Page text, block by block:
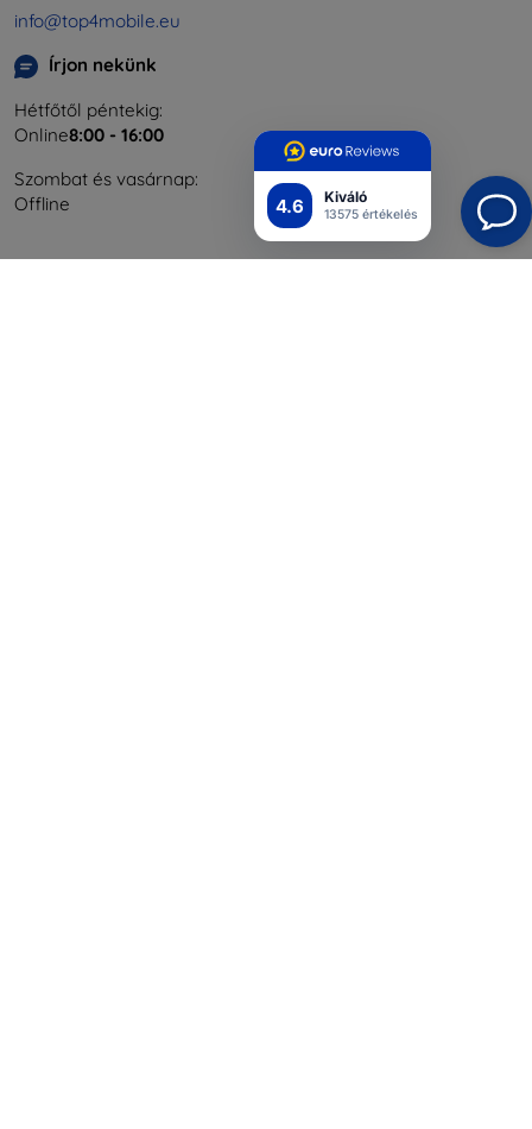
4.6 Kiváló
13575 értékelés
info@top4mobile.eu
Írjon nekünk
Hétfőtől péntekig:
Online8:00 - 16:00
Szombat és vasárnap:
Offline